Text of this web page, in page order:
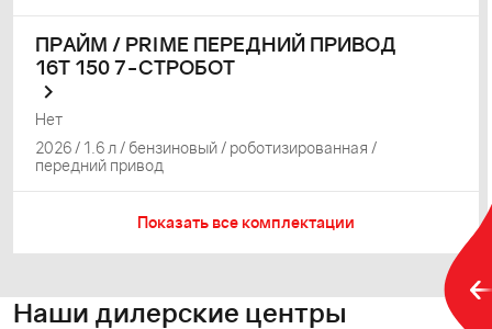
ПРАЙМ / PRIME ПЕРЕДНИЙ ПРИВОД
16Т 150 7-СТРОБОТ
2026 / 1.6 л / бензиновый / роботизированная /
передний привод
Нет
Показать все комплектации
Наши дилерские центры